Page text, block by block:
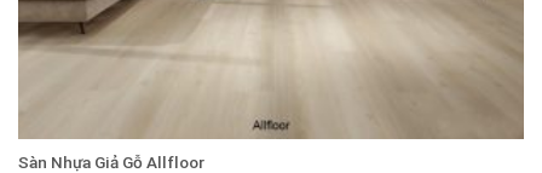
Sàn Nhựa Giả Gỗ Allfloor